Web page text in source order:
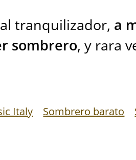
tranquilizador, a
sombrero, y rara
Italy Sombrero barato